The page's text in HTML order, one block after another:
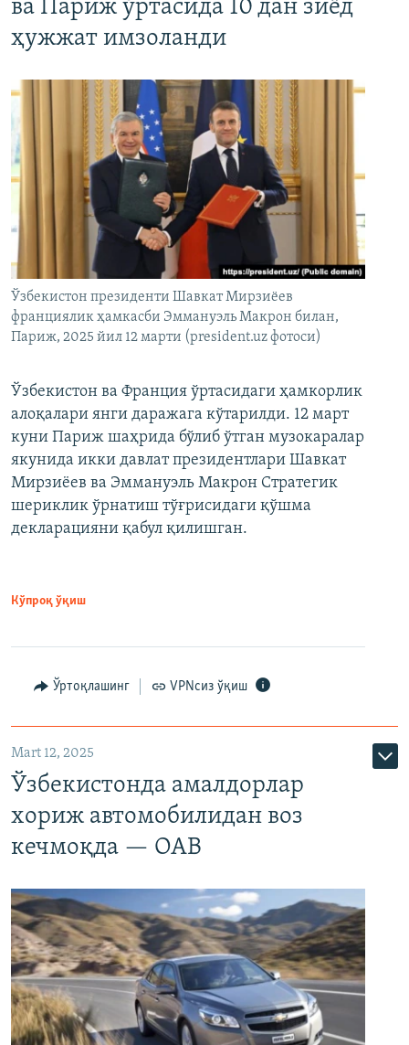
ва Париж ўртасида 10 дан зиёд
ҳужжат имзоланди
Ўзбекистон президенти Шавкат Мирзиёев
франциялик ҳамкасби Эммануэль Макрон билан,
Париж, 2025 йил 12 марти (president.uz фотоси)
Ўзбекистон ва Франция ўртасидаги ҳамкорлик
алоқалари янги даражага кўтарилди. 12 март
куни Париж шаҳрида бўлиб ўтган музокаралар
якунида икки давлат президентлари Шавкат
Мирзиёев ва Эммануэль Макрон Стратегик
шериклик ўрнатиш тўғрисидаги қўшма
декларацияни қабул қилишган.
Кўпроқ ўқиш
Ўртоқлашинг VPNсиз ўқиш
Mart 12, 2025
Ўзбекистонда амалдорлар
хориж автомобилидан воз
кечмоқда — ОАВ